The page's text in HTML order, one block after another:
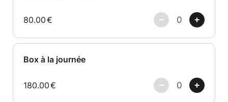
80.00€
Box à la journée
180.00€